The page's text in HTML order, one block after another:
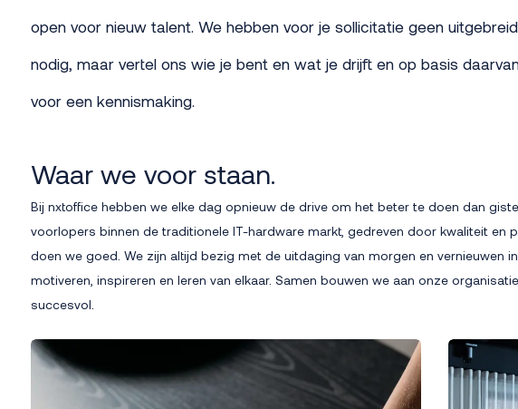
open voor nieuw talent. We hebben voor je sollicitatie geen
nodig, maar vertel ons wie je bent en wat je drijft en op basis
voor een kennismaking.
Waar we voor staan.
Bij nxtoffice hebben we elke dag opnieuw de drive om het beter te doen dan
voorlopers binnen de traditionele IT-hardware markt, gedreven door kwaliteit en
doen we goed. We zijn altijd bezig met de uitdaging van morgen en vernieuwen
motiveren, inspireren en leren van elkaar. Samen bouwen we aan onze
succesvol.